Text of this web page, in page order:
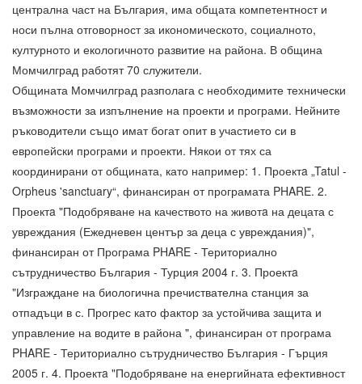
централна част на България, има общата компетентност и
носи пълна отговорност за икономическото, социалното,
културното и екологичното развитие на района. В община
Момчилград работят 70 служители.
Общината Момчилград разполага с необходимите технически
възможности за изпълнение на проекти и програми. Нейните
ръководители също имат богат опит в участието си в
европейски програми и проекти. Някои от тях са
координирани от общината, като например: 1. Проектa „Tatul -
Orpheus 'sanctuary“, финансиран от програмата PHARE. 2.
Проектa "Подобряване на качеството на животa на децата с
увреждания (Ежедневен център за деца с увреждания)",
финансиран от Програма PHARE - Териториално
сътрудничество България - Турция 2004 г. 3. Проектa
"Изграждане на биологична пречиствателна станция за
отпадъци в с. Прогрес като фактор за устойчива защита и
управление на водите в района ", финансиран от програма
PHARE - Териториално сътрудничество България - Гърция
2005 г. 4. Проектa "Подобряване на енергийната ефективност